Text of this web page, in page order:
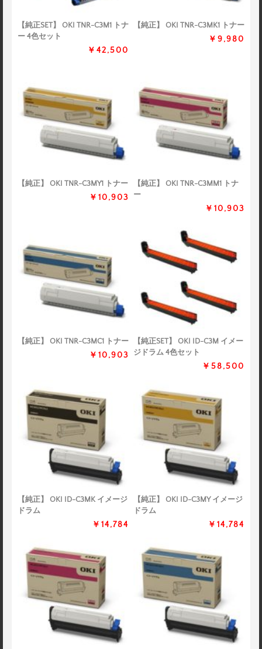
【純正SET】 OKI TNR-C3M1 トナ
ー 4色セット
￥42,500
【純正】 OKI TNR-C3MK1 トナー
￥9,980
【純正】 OKI TNR-C3MY1 トナー
￥10,903
【純正】 OKI TNR-C3MM1 トナ
ー
￥10,903
【純正】 OKI TNR-C3MC1 トナー
￥10,903
【純正SET】 OKI ID-C3M イメー
ジドラム 4色セット
￥58,500
【純正】 OKI ID-C3MK イメージ
ドラム
￥14,784
【純正】 OKI ID-C3MY イメージ
ドラム
￥14,784